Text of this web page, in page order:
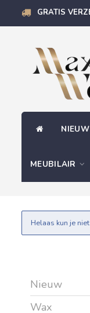
GRATIS
NIEUW
MEUBILAIR
Helaas kun je
Nieuw
Wax